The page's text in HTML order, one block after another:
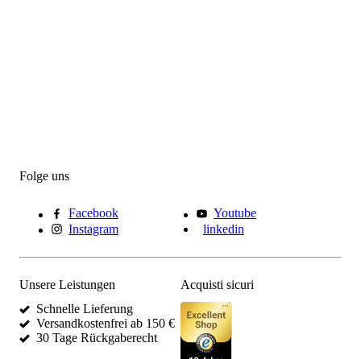
Folge uns
Facebook
Youtube
Instagram
linkedin
Unsere Leistungen
Schnelle Lieferung
Versandkostenfrei ab 150 €
30 Tage Rückgaberecht
Acquisti sicuri